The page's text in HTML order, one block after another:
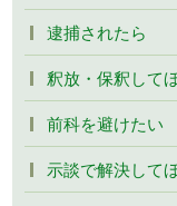
逮捕されたら
釈放・保釈して
前科を避けたい
示談で解決して